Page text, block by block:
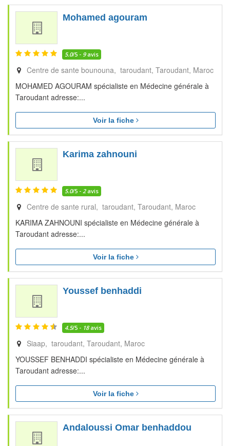
Mohamed agouram
5.0/5 - 9avis
Centre de sante bounouna, taroudant Taroudant Maroc
MOHAMED AGOURAM spécialiste en Médecine générale à
Taroudant adresse:...
Voir la fiche
Karima zahnouni
5.0/5 - 2avis
Centre de sante rural, taroudant Taroudant Maroc
KARIMA ZAHNOUNI spécialiste en Médecine générale à
Taroudant adresse:...
Voir la fiche
Youssef benhaddi
4.5/5 - 18avis
Siaap, taroudant Taroudant Maroc
YOUSSEF BENHADDI spécialiste en Médecine générale à
Taroudant adresse:...
Voir la fiche
Andaloussi Omar benhaddou